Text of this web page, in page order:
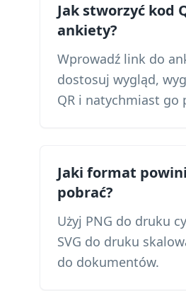
Jak stworzyć kod
ankiety?
Wprowadź link do
dostosuj wygląd,
QR i natychmiast go
Jaki format
pobrać?
Użyj PNG do druku
SVG do druku
do dokumentów.